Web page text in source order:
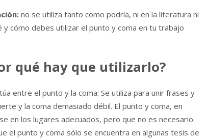
no se utiliza tanto como podría, ni en la literatura ni
cómo debes utilizar el punto y coma en tu trabajo
qué hay que utilizarlo?
entre el punto y la coma: Se utiliza para unir frases y
y la coma demasiado débil. El punto y coma, en
en los lugares adecuados, pero que no es necesario.
el punto y coma sólo se encuentra en algunas tesis de